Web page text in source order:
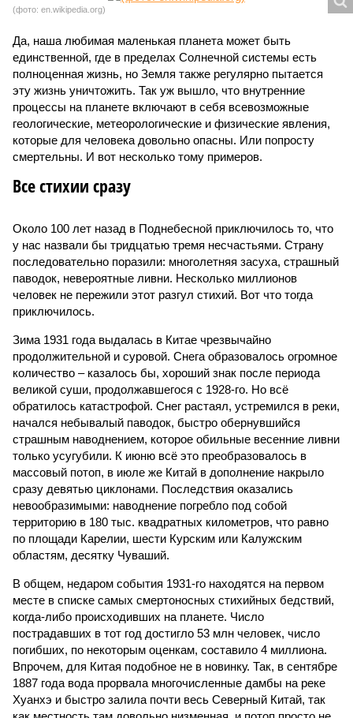
(фото: en.wikipedia.org)
Да, наша любимая маленькая планета может быть
единственной, где в пределах Солнечной системы есть
полноценная жизнь, но Земля также регулярно пытается
эту жизнь уничтожить. Так уж вышло, что внутренние
процессы на планете включают в себя всевозможные
геологические, метеорологические и физические явления,
которые для человека довольно опасны. Или попросту
смертельны. И вот несколько тому примеров.
Все стихии сразу
Около 100 лет назад в Поднебесной приключилось то, что
у нас назвали бы тридцатью тремя несчастьями. Страну
последовательно поразили: многолетняя засуха, страшный
паводок, невероятные ливни. Несколько миллионов
человек не пережили этот разгул стихий. Вот что тогда
приключилось.
Зима 1931 года выдалась в Китае чрезвычайно
продолжительной и суровой. Снега образовалось огромное
количество – казалось бы, хороший знак после периода
великой суши, продолжавшегося с 1928-го. Но всё
обратилось катастрофой. Снег растаял, устремился в реки,
начался небывалый паводок, быстро обернувшийся
страшным наводнением, которое обильные весенние ливни
только усугубили. К июню всё это преобразовалось в
массовый потоп, в июле же Китай в дополнение накрыло
сразу девятью циклонами. Последствия оказались
невообразимыми: наводнение погребло под собой
территорию в 180 тыс. квадратных километров, что равно
по площади Карелии, шести Курским или Калужским
областям, десятку Чуваший.
В общем, недаром события 1931-го находятся на первом
месте в списке самых смертоносных стихийных бедствий,
когда-либо происходивших на планете. Число
пострадавших в тот год достигло 53 млн человек, число
погибших, по некоторым оценкам, составило 4 миллиона.
Впрочем, для Китая подобное не в новинку. Так, в сентябре
1887 года вода прорвала многочисленные дамбы на реке
Хуанхэ и быстро залила почти весь Северный Китай, так